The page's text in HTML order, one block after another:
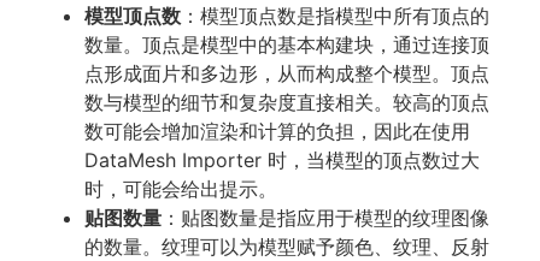
模型顶点数 ：模型顶点数是指模型中所有顶点的
数量。顶点是模型中的基本构建块，通过连接顶
点形成面片和多边形，从而构成整个模型。顶点
数与模型的细节和复杂度直接相关。较高的顶点
数可能会增加渲染和计算的负担，因此在使用
DataMesh Importer 时，当模型的顶点数过大
时，可能会给出提示。
贴图数量 ：贴图数量是指应用于模型的纹理图像
的数量。纹理可以为模型赋予颜色、纹理、反射